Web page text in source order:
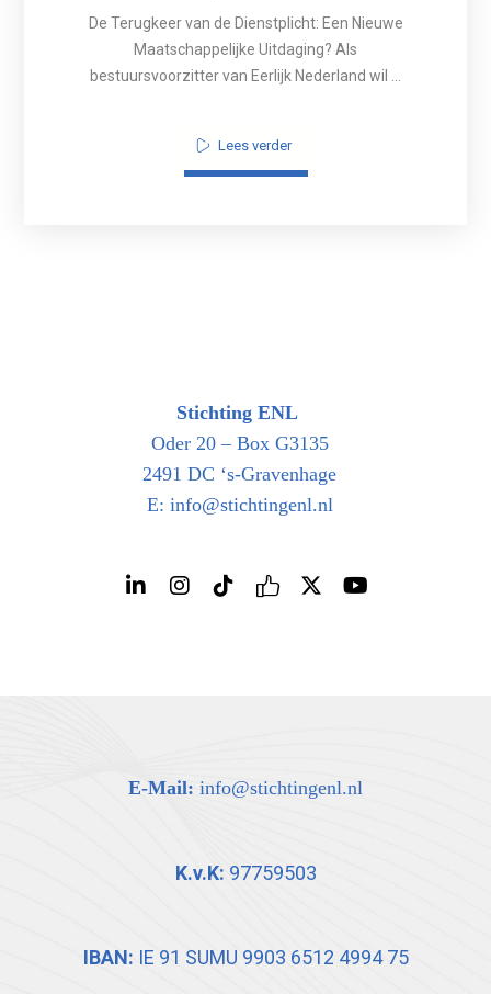
De Terugkeer van de Dienstplicht: Een Nieuwe
Maatschappelijke Uitdaging? Als
bestuursvoorzitter van Eerlijk Nederland wil ...
Lees verder
Stichting ENL
Oder 20 – Box G3135
2491 DC ‘s-Gravenhage
E: info@stichtingenl.nl
E-Mail: info@stichtingenl.nl
K.v.K: 97759503
IBAN: IE 91 SUMU 9903 6512 4994 75